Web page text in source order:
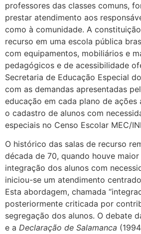
professores das classes comuns,
prestar atendimento aos
como à comunidade. A
recurso em uma escola pública
com equipamentos, mobiliários e
pedagógicos e de acessibilidade
Secretaria de Educação Especial
com as demandas apresentadas
educação em cada plano de ações
o cadastro de alunos com
especiais no Censo Escolar MEC/
O histórico das salas de recurso
década de 70, quando houve
integração dos alunos com
iniciou-se um atendimento
Esta abordagem, chamada
posteriormente criticada por
segregação dos alunos. O debate
e a Declaração de Salamanca